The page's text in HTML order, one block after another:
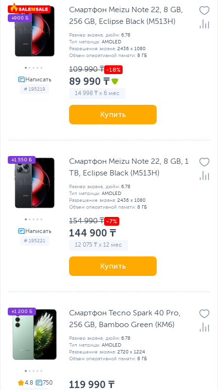
# 195219
+900 Б
Смартфон Meizu Note 22, 8 GB,
256 GB, Eclipse Black (M513H)
Размер экрана, дюйм: 6.78
Тип матрицы: AMOLED
Разрешение экрана: 2436 x 1080
Объем оперативной памяти: 8 ГБ
109 990 ₸
89 990 ₸
14 998 ₸ x 6 мес
Купить
# 195221
+1 550 Б
Смартфон Meizu Note 22, 8 GB, 1
TB, Eclipse Black (M513H)
Размер экрана, дюйм: 6.78
Тип матрицы: AMOLED
Разрешение экрана: 2436 x 1080
Объем оперативной памяти: 8 ГБ
154 990 ₸
144 900 ₸
12 075 ₸ x 12 мес
Купить
4.8
+1 200 Б
Смартфон Tecno Spark 40 Pro,
256 GB, Bamboo Green (KM6)
Размер экрана, дюйм: 6.78
Тип матрицы: AMOLED
Разрешение экрана: 2720 х 1224
Объем оперативной памяти: 8 ГБ
119 990 ₸